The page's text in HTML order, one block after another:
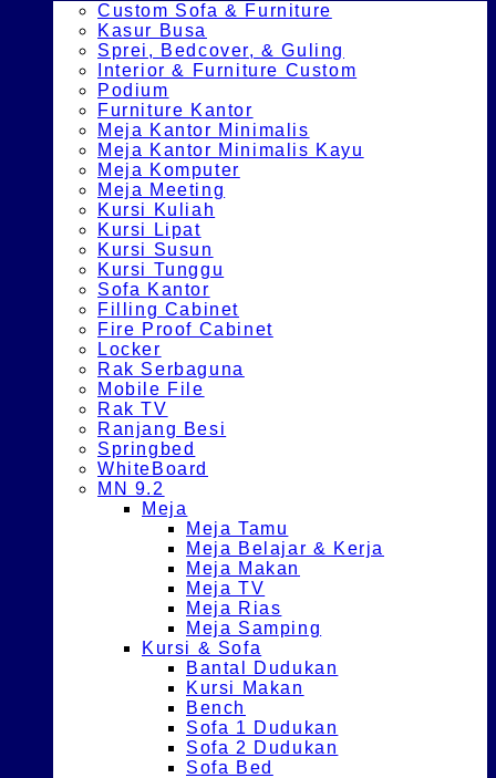
Custom Sofa & Furniture
Kasur Busa
Sprei, Bedcover, & Guling
Interior & Furniture Custom
Podium
Furniture Kantor
Meja Kantor Minimalis
Meja Kantor Minimalis Kayu
Meja Komputer
Meja Meeting
Kursi Kuliah
Kursi Lipat
Kursi Susun
Kursi Tunggu
Sofa Kantor
Filling Cabinet
Fire Proof Cabinet
Locker
Rak Serbaguna
Mobile File
Rak TV
Ranjang Besi
Springbed
WhiteBoard
MN 9.2
Meja
Meja Tamu
Meja Belajar & Kerja
Meja Makan
Meja TV
Meja Rias
Meja Samping
Kursi & Sofa
Bantal Dudukan
Kursi Makan
Bench
Sofa 1 Dudukan
Sofa 2 Dudukan
Sofa Bed